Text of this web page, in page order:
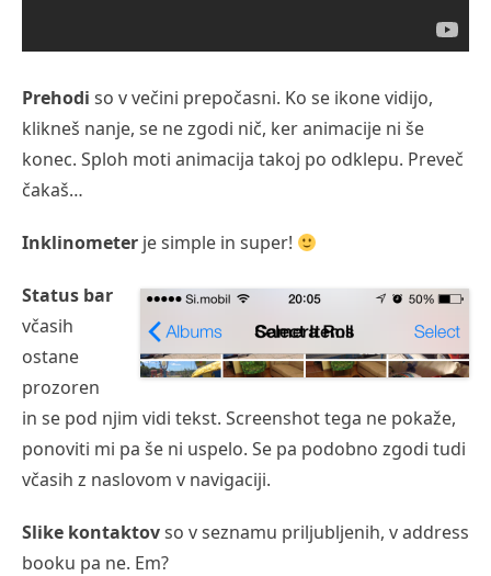
Prehodi so v večini prepočasni. Ko se ikone vidijo,
klikneš nanje, se ne zgodi nič, ker animacije ni še
konec. Sploh moti animacija takoj po odklepu. Preveč
čakaš…
Inklinometer je simple in super!
Status bar
včasih
ostane
prozoren
in se pod njim vidi tekst. Screenshot tega ne pokaže,
ponoviti mi pa še ni uspelo. Se pa podobno zgodi tudi
včasih z naslovom v navigaciji.
Slike kontaktovso v seznamu priljubljenih, v address
booku pa ne. Em?